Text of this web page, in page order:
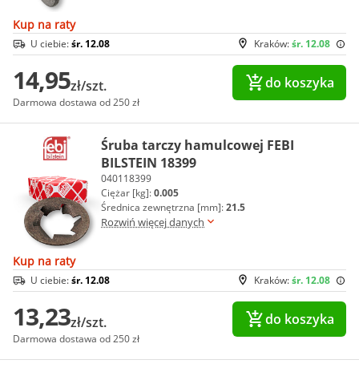
Kup na raty
Kraków:śr. 12.08
U ciebie:śr. 12.08
14,95zł/szt.
Darmowa dostawa od 250 zł
do koszyka
Śruba tarczy hamulcowej FEBI
BILSTEIN 18399
040118399
Ciężar [kg]:0.005
Średnica zewnętrzna [mm]:21.5
Rozwiń więcej danych
Kup na raty
Kraków:śr. 12.08
U ciebie:śr. 12.08
13,23zł/szt.
Darmowa dostawa od 250 zł
do koszyka